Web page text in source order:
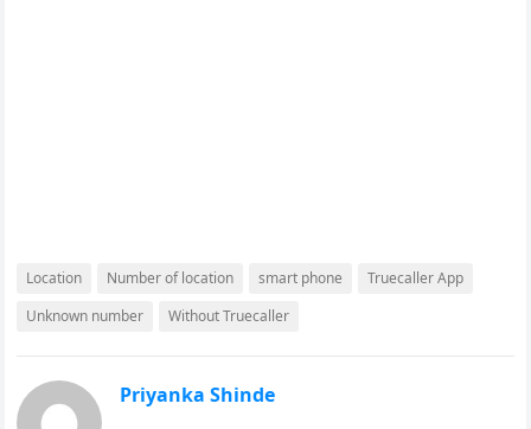
Location Number of location smart phone
Truecaller App
Unknown number
Without Truecaller
Priyanka Shinde